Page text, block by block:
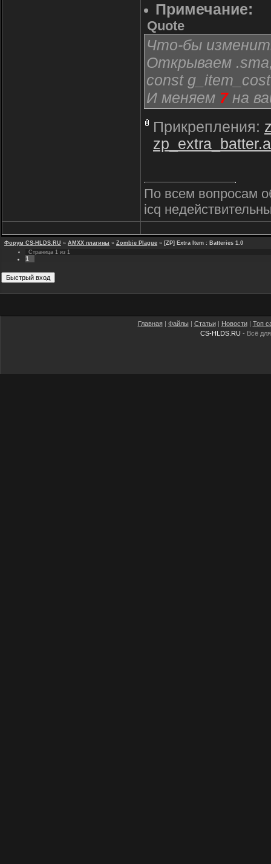
Примечание:
Quote
Что-бы
Открываем
const
И меняем 7на
Прикрепления:
По всем вопросам
icq
Форум CS-HLDS.RU » AMXX плагины » Zombie Plague » [ZP] Extra Item : Batteries 1.0
Страница 1 из 1
1
Главная| Файлы | Статьи| Новости| Топ
CS-HLDS.RU - Всё